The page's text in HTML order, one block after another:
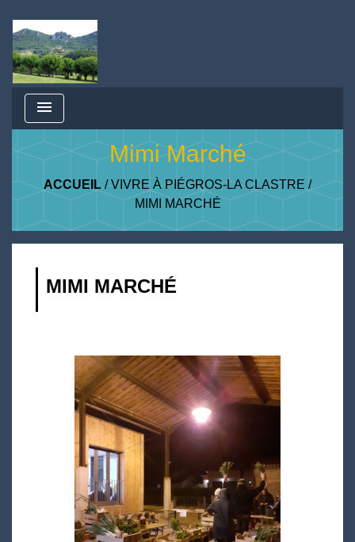
menu
Mimi Marché
ACCUEIL/VIVRE À PIÉGROS-LA CLASTRE /
MIMI MARCHÉ
MIMI MARCHÉ